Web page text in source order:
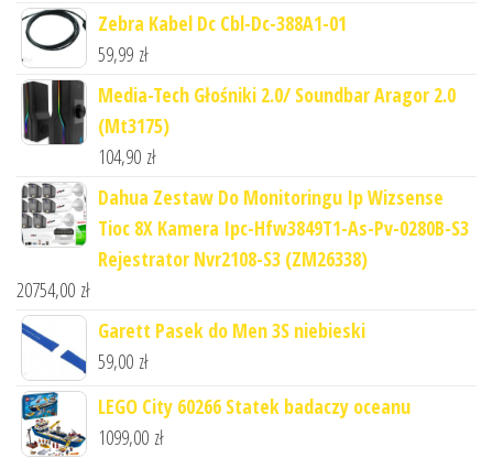
Zebra Kabel Dc Cbl-Dc-388A1-01
59,99 zł
Media-Tech Głośniki 2.0/ Soundbar Aragor 2.0
(Mt3175)
104,90 zł
Dahua Zestaw Do Monitoringu Ip Wizsense
Tioc 8X Kamera Ipc-Hfw3849T1-As-Pv-0280B-S3
Rejestrator Nvr2108-S3 (ZM26338)
20754,00 zł
Garett Pasek do Men 3S niebieski
59,00 zł
LEGO City 60266 Statek badaczy oceanu
1099,00 zł